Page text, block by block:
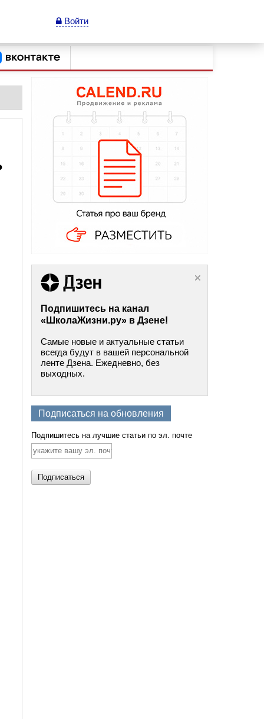
Войти
Подпишитесь на канал
«ШколаЖизни.ру» в Дзене!
Самые новые и актуальные статьи
всегда будут в вашей персональной
ленте Дзена. Ежедневно, без
выходных.
Подписаться на обновления
Подпишитесь на лучшие статьи по эл. почте